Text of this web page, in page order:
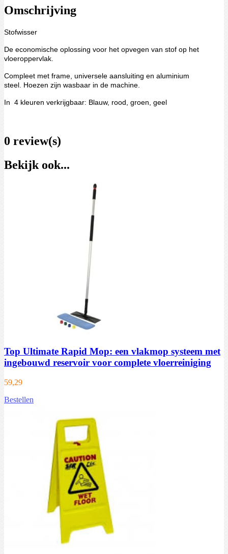
Omschrijving
Stofwisser
De economische oplossing voor het opvegen van stof op het
vloeroppervlak.
Compleet met frame , universele aansluiting en aluminium
steel. Hoezen zijn wasbaar in de machine.
In 4 kleuren verkrijgbaar: Blauw, rood, groen, geel
0 review(s)
Bekijk ook...
Top Ultimate Rapid Mop: een vlakmop systeem met
ingebouwd reservoir voor complete vloerreiniging
59,29
Bestellen